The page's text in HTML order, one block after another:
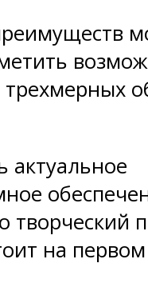
трехмерных
актуальное
творческий
на